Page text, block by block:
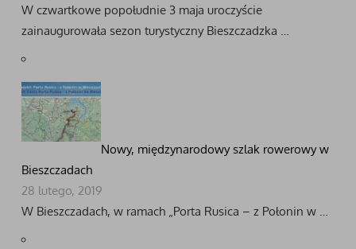
W czwartkowe popołudnie 3 maja uroczyście
zainaugurowała sezon turystyczny Bieszczadzka …
Nowy, międzynarodowy szlak rowerowy w
Bieszczadach
28 lutego, 2019
W Bieszczadach, w ramach „Porta Rusica – z Połonin w …